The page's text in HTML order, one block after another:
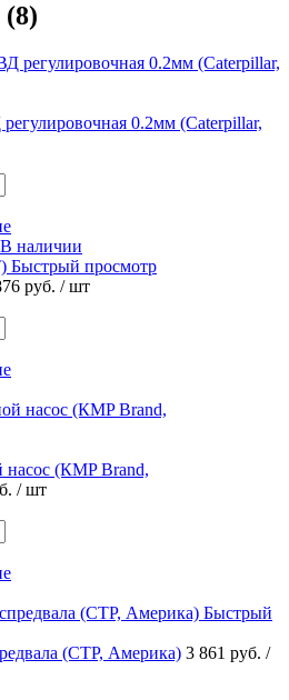
0.2мм (Caterpillar,
В наличии
Быстрый просмотр
руб. / шт
насос (КMP Brand,
/ шт
Быстрый
(CTP, Америка) 3 861 руб. /